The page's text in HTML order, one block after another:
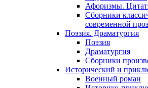
Афоризмы.
Сборники
современной
Поэзия. Драматургия
Поэзия
Драматургия
Сборники
Исторический и
Военный роман